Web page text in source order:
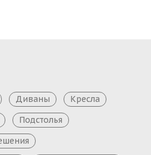
Диваны
Кресла
Подстолья